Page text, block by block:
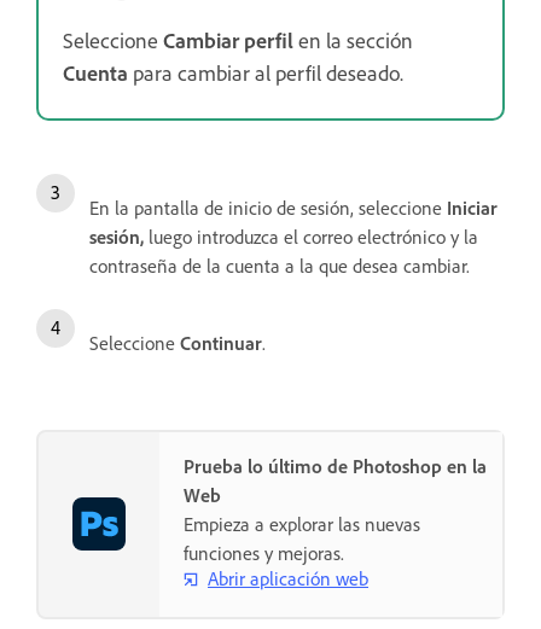
Seleccione Cambiar perfilen la sección
Cuenta para cambiar al perfil deseado.
En la pantalla de inicio de sesión, seleccione Iniciar
sesión, luego introduzca el correo electrónico y la
contraseña de la cuenta a la que desea cambiar.
Seleccione Continuar.
Prueba lo último de Photoshop en la
Web
Empieza a explorar las nuevas
funciones y mejoras.
Abrir aplicación web